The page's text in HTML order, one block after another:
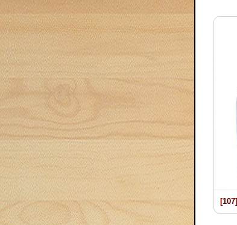
[107]